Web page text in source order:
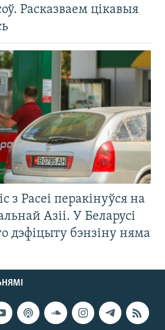
Расказваем цікавыя
з Расеі перакінуўся на
Азіі. У Беларусі
дэфіцыту бэнзіну няма